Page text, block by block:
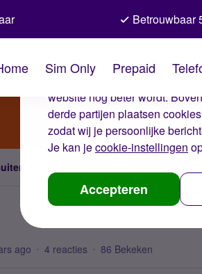
De cookies van
Wij gebruiken cookies op
website nog beter wordt.
derde partijen plaatsen
zodat wij je persoonlijke
Je kan jecookie-instellingen
Accepteren
Betrouwbaar
Sim Only Prepaid
ago 4 reacties 86 Bekeken